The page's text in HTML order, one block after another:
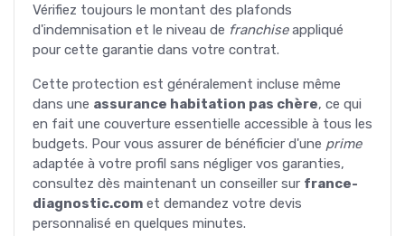
Vérifiez toujours le montant des plafonds
d'indemnisation et le niveau de franchiseappliqué
pour cette garantie dans votre contrat.
Cette protection est généralement incluse même
dans une assurance habitation pas chère, ce qui
en fait une couverture essentielle accessible à tous les
budgets. Pour vous assurer de bénéficier d'une prime
adaptée à votre profil sans négliger vos garanties,
consultez dès maintenant un conseiller sur france-
diagnostic.com et demandez votre devis
personnalisé en quelques minutes.